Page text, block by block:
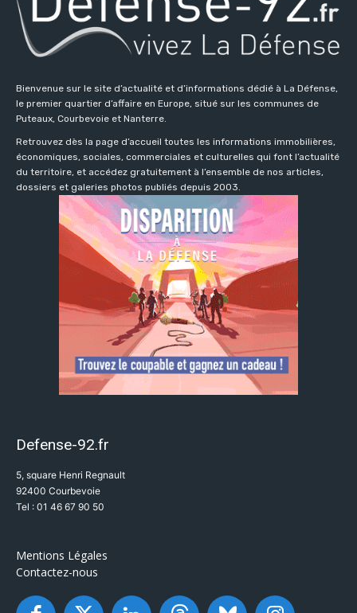
Bienvenue sur le site d’actualité et d’informations dédié à La Défense,
le premier quartier d’affaire en Europe, situé sur les communes de
Puteaux, Courbevoie et Nanterre.
Retrouvez dès la page d’accueil toutes les informations immobilières,
économiques, sociales, commerciales et culturelles qui font l’actualité
du territoire, et accédez gratuitement à l’ensemble de nos articles,
dossiers et galeries photos publiés depuis 2003.
Defense-92.fr
5, square Henri Regnault
92400 Courbevoie
Tel : 01 46 67 90 50
Mentions Légales
Contactez-nous